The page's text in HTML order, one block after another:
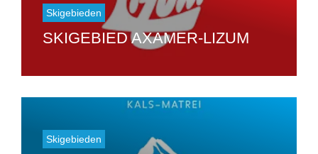
Skigebieden
SKIGEBIED AXAMER-LIZUM
Skigebieden